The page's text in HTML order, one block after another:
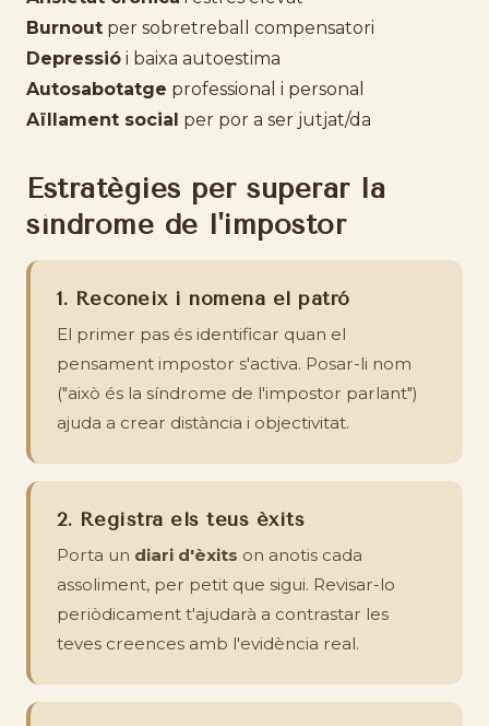
Burnout per sobretreball compensatori
Depressió i baixa autoestima
Autosabotatge professional i personal
Aïllament social per por a ser jutjat/da
Estratègies per superar la
síndrome de l'impostor
1. Reconeix i nomena el patró
El primer pas és identificar quan el
pensament impostor s'activa. Posar-li nom
("això és la síndrome de l'impostor parlant")
ajuda a crear distància i objectivitat.
2. Registra els teus èxits
Porta un diari d'èxits on anotis cada
assoliment, per petit que sigui. Revisar-lo
periòdicament t'ajudarà a contrastar les
teves creences amb l'evidència real.